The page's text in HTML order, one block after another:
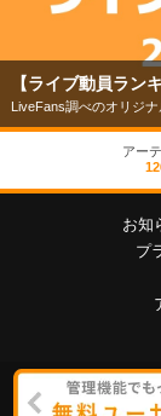
【ライブ動員ラン
LiveFans調べのオリジナ
アー
お知
プ